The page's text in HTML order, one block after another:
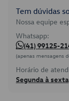
Tem dúvidas
Nossa equipe
Whatsapp:
(41) 99125-
(apenas mensagens
Horário de
Segunda à